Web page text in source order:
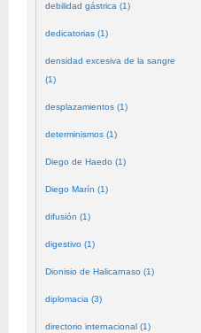
debilidad gástrica (1)
dedicatorias (1)
densidad excesiva de la sangre
(1)
desplazamientos (1)
determinismos (1)
Diego de Haedo (1)
Diego Marín (1)
difusión (1)
digestivo (1)
Dionisio de Halicarnaso (1)
diplomacia (3)
directorio internacional (1)